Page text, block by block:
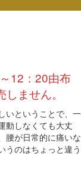
12：20由布
ません。
いということで、一
動しなくても大丈
腰が日常的に痛いな
うのはちょっと違う